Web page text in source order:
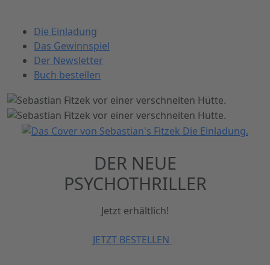
Die Einladung
Das Gewinnspiel
Der Newsletter
Buch bestellen
DER NEUE
PSYCHOTHRILLER
Jetzt erhältlich!
JETZT BESTELLEN